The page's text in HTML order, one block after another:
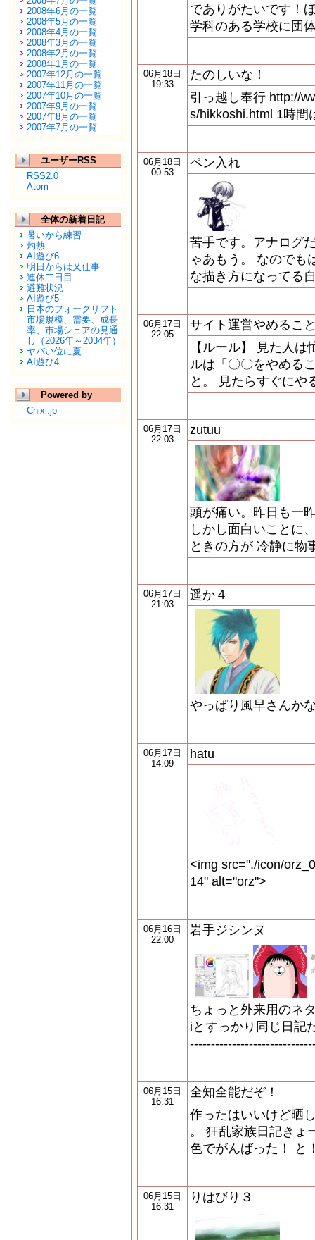
2008年6月の一覧
2008年5月の一覧
2008年4月の一覧
2008年3月の一覧
2008年2月の一覧
2008年1月の一覧
2007年12月の一覧
2007年11月の一覧
2007年10月の一覧
2007年9月の一覧
2007年8月の一覧
2007年7月の一覧
ユーザーRSS
RSS2.0
Atom
全体の新着日記
暑いから練習
灼熱
AI遊び6
明日からは又仕事
連休二日目
避難状況
AI遊び5
日本のフォークリフト
市場規模、需要、成長
率、市場シェアの見通
し（2026年～2034年）
ヤバい位に夏
AI遊び4
Powered by
Chixi.jp
でありがたいです！
学科のある学校に団
06月18日
19:33
たのしいな！
引っ越し奉行 http://
s/hikkoshi.html 1時
06月18日
00:53
ペン入れ
苦手です。アナログ
ゃあもう。 なのでも
な描き方になってる
06月17日
22:05
サイト運営やめるこ
【ルール】 見た人
ルは「〇〇をやめる
と。 見たらすぐに
06月17日
22:03
zutuu
頭が痛い。昨日も一
しかし面白いことに
ときの方が 冷静に物
06月17日
21:03
遥か４
やっぱり風早さんか
06月17日
14:09
hatu
<img src="./icon/
14" alt="orz">
06月16日
22:00
岩手ジシンヌ
ちょっと外来用のネ
iとすっかり同じ日記
06月15日
16:31
全知全能だぞ！
作ったはいいけど晒
。 狂乱家族日記きょ
色でがんばった！ と
06月15日
16:31
りはびり３